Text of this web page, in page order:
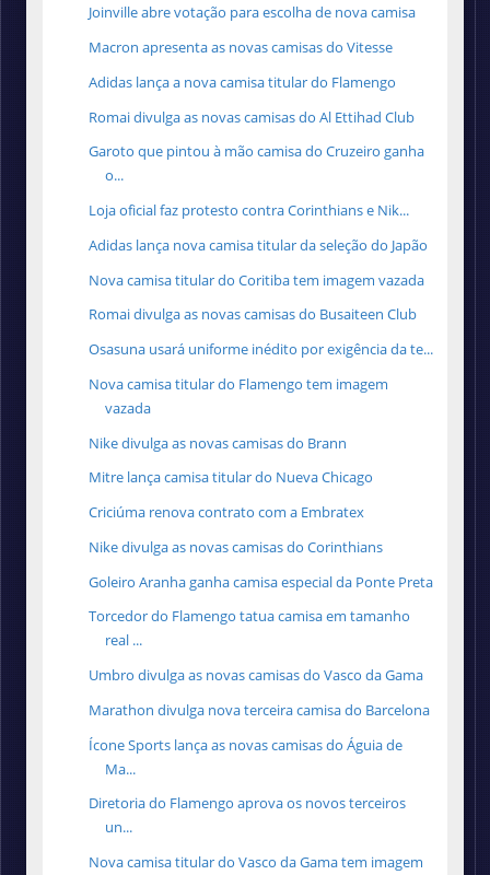
Joinville abre votação para escolha de nova camisa
Macron apresenta as novas camisas do Vitesse
Adidas lança a nova camisa titular do Flamengo
Romai divulga as novas camisas do Al Ettihad Club
Garoto que pintou à mão camisa do Cruzeiro ganha
o...
Loja oficial faz protesto contra Corinthians e Nik...
Adidas lança nova camisa titular da seleção do Japão
Nova camisa titular do Coritiba tem imagem vazada
Romai divulga as novas camisas do Busaiteen Club
Osasuna usará uniforme inédito por exigência da te...
Nova camisa titular do Flamengo tem imagem
vazada
Nike divulga as novas camisas do Brann
Mitre lança camisa titular do Nueva Chicago
Criciúma renova contrato com a Embratex
Nike divulga as novas camisas do Corinthians
Goleiro Aranha ganha camisa especial da Ponte Preta
Torcedor do Flamengo tatua camisa em tamanho
real ...
Umbro divulga as novas camisas do Vasco da Gama
Marathon divulga nova terceira camisa do Barcelona
Ícone Sports lança as novas camisas do Águia de
Ma...
Diretoria do Flamengo aprova os novos terceiros
un...
Nova camisa titular do Vasco da Gama tem imagem